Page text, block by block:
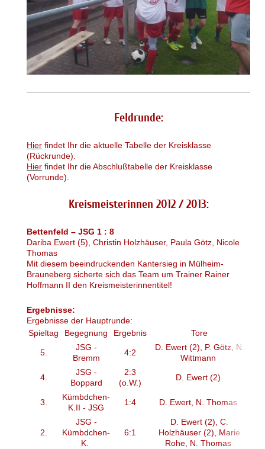
Feldrunde:
Hier findet Ihr die aktuelle Tabelle der Kreisklasse
(Rückrunde).
Hier findet Ihr die Abschlußtabelle der Kreisklasse
(Vorrunde).
Kreismeisterinnen 2012 / 2013:
Bettenfeld – JSG 1 : 8
Dariba Ewert (5), Christin Holzhäuser, Paula Götz, Nicole
Thomas
Mit diesem beeindruckenden Kantersieg in Mülheim-
Brauneberg sicherte sich das Team um Trainer Rainer
Hoffmann II den Kreismeisterinnentitel!
Ergebnisse:
Ergebnisse der Hauptrunde:
Spieltag
Begegnung Ergebnis Tore
5.
JSG -
Bremm
4:2
D. Ewert (2), P. Götz, N.
Wittmann
4.
JSG -
Boppard
2:3
(o.W.)
D. Ewert (2)
3.
Kümbdchen-
K.II - JSG
1:4 D. Ewert, N. Thomas
2.
JSG -
Kümbdchen-
K.
6:1
D. Ewert (2), C.
Holzhäuser (2), Marie
Rohe, N. Thomas